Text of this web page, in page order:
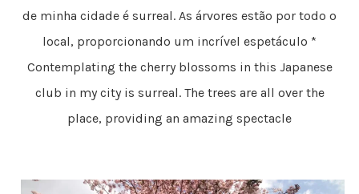
de minha cidade é surreal. As árvores estão por todo o
local, proporcionando um incrível espetáculo *
Contemplating the cherry blossoms in this Japanese
club in my city is surreal. The trees are all over the
place, providing an amazing spectacle